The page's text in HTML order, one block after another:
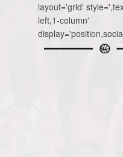
layout='grid'
left,1-column'